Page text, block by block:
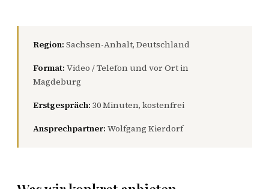
Region: Sachsen-Anhalt, Deutschland
Format: Video / Telefon und vor Ort in
Magdeburg
Erstgespräch: 30 Minuten, kostenfrei
Ansprechpartner: Wolfgang Kierdorf